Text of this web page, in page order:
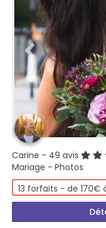
Carine - 49 avis
Mariage - Photos
13 forfaits - de 170€